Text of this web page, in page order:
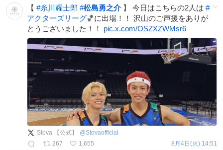
【 #糸川耀士郎 #松島勇之介】 今日はこちらの2人は #
アクターズリーグ🏀に出場！！ 沢山のご声援をありが
とうございました！！ pic.x.com/OSZXZWMsr6
Stova 【公式】 @Stovaofficial
267
1,655 8月4日(火) 14:51